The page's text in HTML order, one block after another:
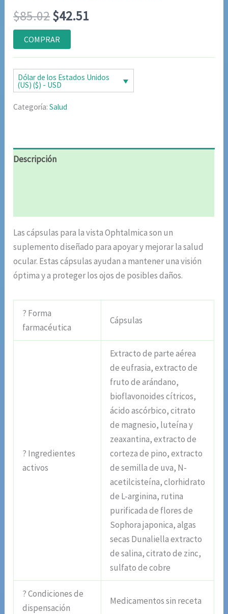
con4.80de
5 en base
a
valoraciones
de clientes
$85.02El
precio
original
era:
$85.02.
$42.51
actual
es:
COMPRAR
Dólar de los Estados Unidos
(US) ($) - USD
Categoría:Salud
Descripción
Las cápsulas para la vista Ophtalmica son un
suplemento diseñado para apoyar y mejorar la salud
ocular. Estas cápsulas ayudan a mantener una visión
óptima y a proteger los ojos de posibles daños.
? Forma
farmacéutica
Cápsulas
? Ingredientes
activos
Extracto de parte aérea
de eufrasia, extracto de
fruto de arándano,
bioflavonoides cítricos,
ácido ascórbico, citrato
de magnesio, luteína y
zeaxantina, extracto de
corteza de pino, extracto
de semilla de uva, N-
acetilcisteína, clorhidrato
de L-arginina, rutina
purificada de flores de
Sophora japonica, algas
secas Dunaliella extracto
de salina, citrato de zinc,
sulfato de cobre
? Condiciones de
dispensación
Medicamentos sin receta